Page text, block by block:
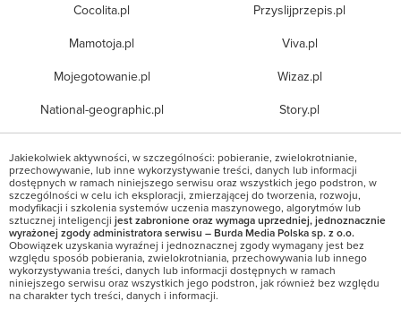
Cocolita.pl
Mamotoja.pl
Mojegotowanie.pl
National-geographic.pl
Przyslijprzepis.pl
Viva.pl
Wizaz.pl
Story.pl
Jakiekolwiek aktywności, w szczególności: pobieranie, zwielokrotnianie,
przechowywanie, lub inne wykorzystywanie treści, danych lub informacji
dostępnych w ramach niniejszego serwisu oraz wszystkich jego podstron, w
szczególności w celu ich eksploracji, zmierzającej do tworzenia, rozwoju,
modyfikacji i szkolenia systemów uczenia maszynowego, algorytmów lub
sztucznej inteligencji jest zabronione oraz wymaga uprzedniej, jednoznacznie
wyrażonej zgody administratora serwisu – Burda Media Polska sp. z o.o.
Obowiązek uzyskania wyraźnej i jednoznacznej zgody wymagany jest bez
względu sposób pobierania, zwielokrotniania, przechowywania lub innego
wykorzystywania treści, danych lub informacji dostępnych w ramach
niniejszego serwisu oraz wszystkich jego podstron, jak również bez względu
na charakter tych treści, danych i informacji.